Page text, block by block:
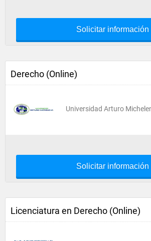
Solicitar información
Derecho (Online)
Universidad Arturo
Solicitar información
Licenciatura en Derecho (Online)